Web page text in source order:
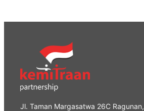
Jl. Taman Margasatwa 26C Ragunan,